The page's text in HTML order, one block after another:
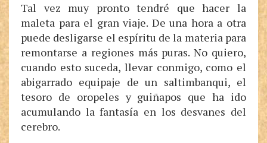
Tal vez muy pronto tendré que hacer la
maleta para el gran viaje. De una hora a otra
puede desligarse el espíritu de la materia para
remontarse a regiones más puras. No quiero,
cuando esto suceda, llevar conmigo, como el
abigarrado equipaje de un saltimbanqui, el
tesoro de oropeles y guiñapos que ha ido
acumulando la fantasía en los desvanes del
cerebro.